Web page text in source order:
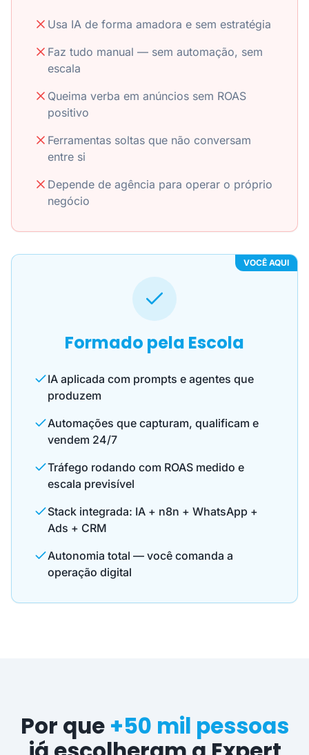
Usa IA de forma amadora e sem estratégia
Faz tudo manual — sem automação, sem
escala
Queima verba em anúncios sem ROAS
positivo
Ferramentas soltas que não conversam
entre si
Depende de agência para operar o próprio
negócio
VOCÊ AQUI
Formado pela Escola
IA aplicada com prompts e agentes que
produzem
Automações que capturam, qualificam e
vendem 24/7
Tráfego rodando com ROAS medido e
escala previsível
Stack integrada: IA + n8n + WhatsApp +
Ads + CRM
Autonomia total — você comanda a
operação digital
Por que +50 mil pessoas